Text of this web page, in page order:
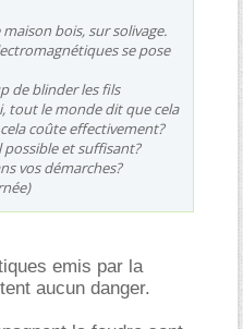
bois, sur solivage.
se pose
de blinder les fils
tout le monde dit que cela
coûte effectivement?
possible et suffisant?
vos démarches?
emis par la
aucun danger.